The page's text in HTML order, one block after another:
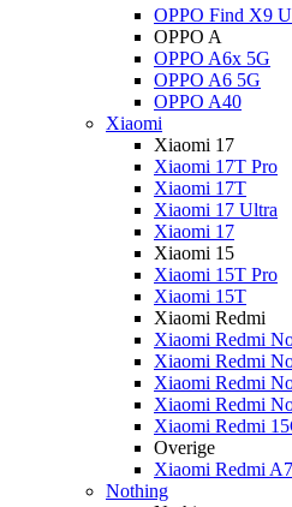
OPPO Find X9
OPPO A
OPPO A6x 5G
OPPO A6 5G
OPPO A40
Xiaomi
Xiaomi 17
Xiaomi 17T Pro
Xiaomi 17T
Xiaomi 17 Ultra
Xiaomi 17
Xiaomi 15
Xiaomi 15T Pro
Xiaomi 15T
Xiaomi Redmi
Xiaomi Redmi
Xiaomi Redmi
Xiaomi Redmi
Xiaomi Redmi
Xiaomi Redmi
Overige
Xiaomi Redmi
Nothing